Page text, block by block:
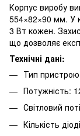
Корпус виробу
554×82×90 мм. У
3 Вт кожен.
що дозволяє
Технічні дані:
Тип
Потужність:
Світловий
Кількість